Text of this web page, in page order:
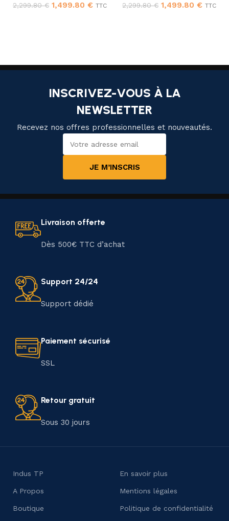
2,299.80€ 1,499.80 € TTC
2,299.80€ 1,499.80 € TTC
INSCRIVEZ-VOUS À LA
NEWSLETTER
Recevez nos offres professionnelles et nouveautés.
JE M’INSCRIS
Livraison offerte
Dès 500€ TTC d’achat
Support 24/24
Support dédié
Paiement sécurisé
SSL
Retour gratuit
Sous 30 jours
Indus TP
A Propos
Boutique
En savoir plus
Mentions légales
Politique de confidentialité